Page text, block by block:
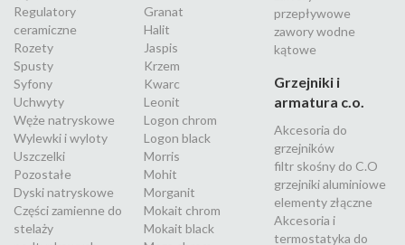
Regulatory
ceramiczne
Rozety
Spusty
Syfony
Uchwyty
Węże natryskowe
Wylewki i wyloty
Uszczelki
Pozostałe
Dyski natryskowe
Części zamienne do
stelaży
Granat
Halit
Jaspis
Krzem
Kwarc
Leonit
Logon chrom
Logon black
Morris
Mohit
Morganit
Mokait chrom
Mokait black
przepływowe
zawory wodne
kątowe
Grzejniki i
armatura c.o.
Akcesoria do
grzejników
filtr skośny do C.O
grzejniki aluminiowe
elementy złączne
Akcesoria i
termostatyka do